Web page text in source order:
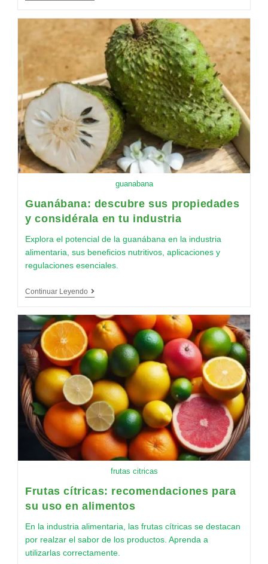
guanabana
Guanábana: descubre sus propiedades
y considérala en tu industria
Explora el potencial de la guanábana en la industria
alimentaria, sus beneficios nutritivos, aplicaciones y
regulaciones esenciales.
Continuar Leyendo
frutas citricas
Frutas cítricas: recomendaciones para
su uso en alimentos
En la industria alimentaria, las frutas cítricas se destacan
por realzar el sabor de los productos. Aprenda a
utilizarlas correctamente.